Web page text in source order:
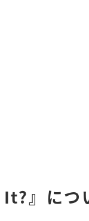
』につ